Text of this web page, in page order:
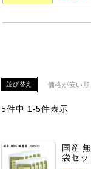
並び替え 価格が安い順
5件中 1 -5件表示
国産
袋セッ